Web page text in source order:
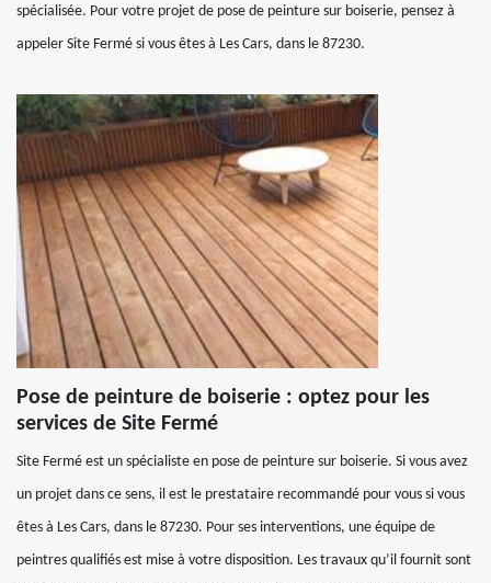
spécialisée. Pour votre projet de pose de peinture sur boiserie, pensez à
appeler Site Fermé si vous êtes à Les Cars, dans le 87230.
Pose de peinture de boiserie : optez pour les
services de Site Fermé
Site Fermé est un spécialiste en pose de peinture sur boiserie. Si vous avez
un projet dans ce sens, il est le prestataire recommandé pour vous si vous
êtes à Les Cars, dans le 87230. Pour ses interventions, une équipe de
peintres qualifiés est mise à votre disposition. Les travaux qu’il fournit sont